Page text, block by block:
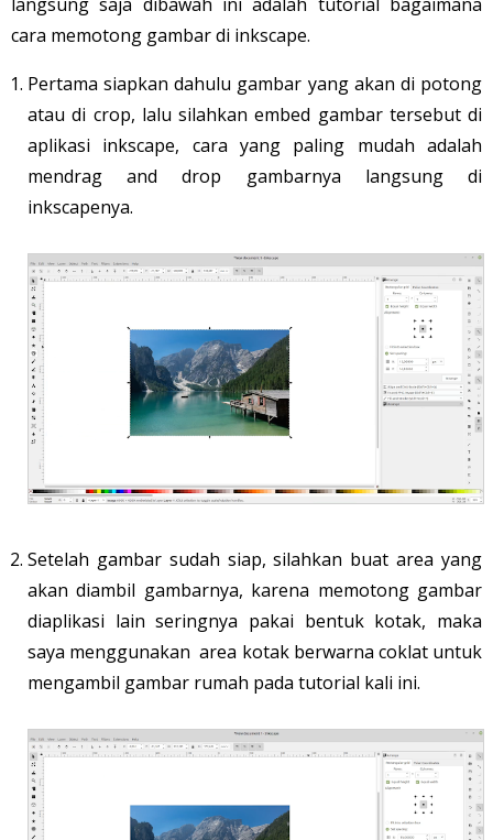
cara memotong gambar di inkscape.
Pertama siapkan dahulu gambar yang akan di potong
atau di crop, lalu silahkan embed gambar tersebut di
aplikasi inkscape, cara yang paling mudah adalah
mendrag and drop gambarnya langsung di
inkscapenya.
Setelah gambar sudah siap, silahkan buat area yang
akan diambil gambarnya, karena memotong gambar
diaplikasi lain seringnya pakai bentuk kotak, maka
saya menggunakan area kotak berwarna coklat untuk
mengambil gambar rumah pada tutorial kali ini.